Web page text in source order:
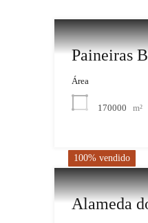
Paineiras
Área
170000 m²
100% vendido
Alameda